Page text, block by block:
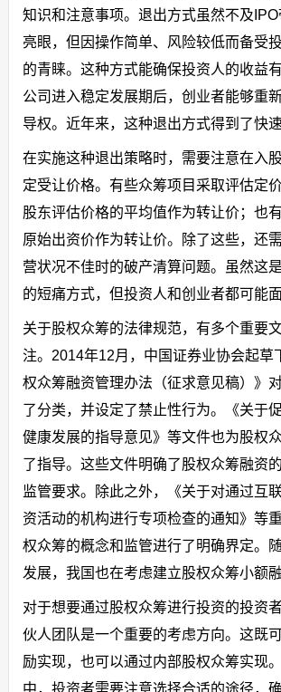
知识和注意事项。退出方式虽然不及
亮眼，但因操作简单、风险较低而备受
的青睐。这种方式能确保投资人的收益
公司进入稳定发展期后，创业者能够重
导权。近年来，这种退出方式得到了快速
在实施这种退出策略时，需要注意在入
定受让价格。有些众筹项目采取评估定
股东评估价格的平均值作为转让价；也
原始出资价作为转让价。除了这些，还
营状况不佳时的破产清算问题。虽然这
的短痛方式，但投资人和创业者都可能
关于股权众筹的法律规范，有多个重要
注。2014年12月，中国证券业协会起草
权众筹融资管理办法（征求意见稿）》
了分类，并设定了禁止性行为。《关于
健康发展的指导意见》等文件也为股权
了指导。这些文件明确了股权众筹融资
监管要求。除此之外，《关于对通过互
资活动的机构进行专项检查的通知》等
权众筹的概念和监管进行了明确界定。
发展，我国也在考虑建立股权众筹小额
对于想要通过股权众筹进行投资的投资
伙人团队是一个重要的考虑方向。这既
励实现，也可以通过内部股权众筹实现
中，投资者需要注意选择合适的途径，